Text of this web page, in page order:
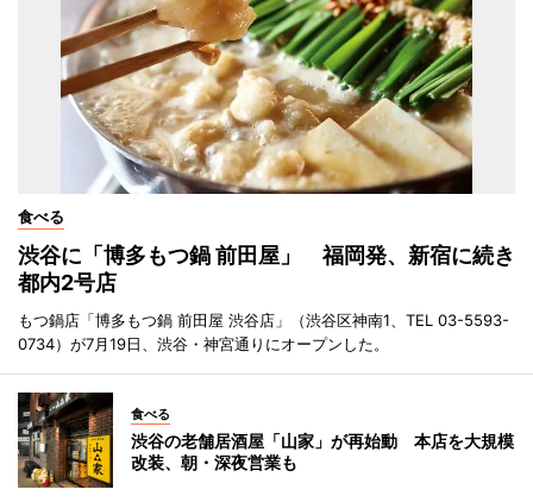
食べる
渋谷に「博多もつ鍋 前田屋」 福岡発、新宿に続き
都内2号店
もつ鍋店「博多もつ鍋 前田屋 渋谷店」（渋谷区神南1、TEL 03-5593-
0734）が7月19日、渋谷・神宮通りにオープンした。
食べる
渋谷の老舗居酒屋「山家」が再始動 本店を大規模
改装、朝・深夜営業も